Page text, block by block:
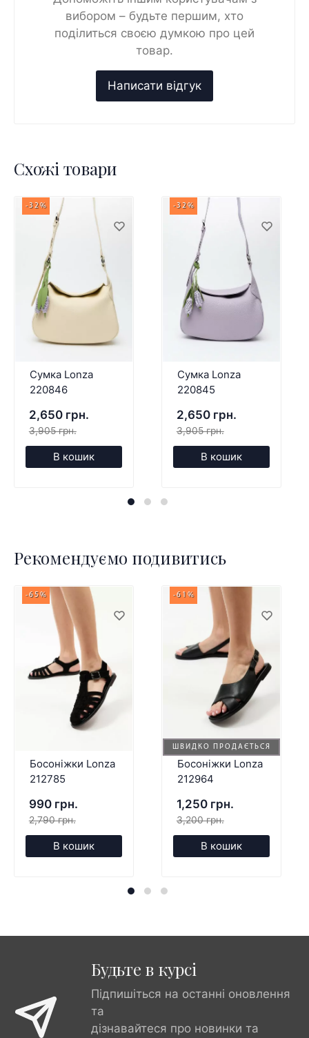
вибором – будьте першим, хто
поділиться своєю думкою про цей
товар.
Схожі товари
-32%
Сумка Lonza
220846
2,650 грн.
3,905 грн.
В кошик
-32%
Сумка Lonza
220845
2,650 грн.
3,905 грн.
В кошик
Рекомендуємо подивитись
-65%
Босоніжки Lonza
212785
990 грн.
2,790 грн.
В кошик
ШВИДКО ПРОДАЄТЬСЯ
-61%
Босоніжки Lonza
212964
1,250 грн.
3,200 грн.
В кошик
Будьте в курсі
Підпишіться на останні оновлення
та
дізнавайтеся про новинки та